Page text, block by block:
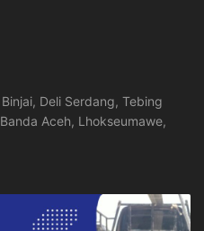
Deli Serdang, Tebing
Aceh, Lhokseumawe,